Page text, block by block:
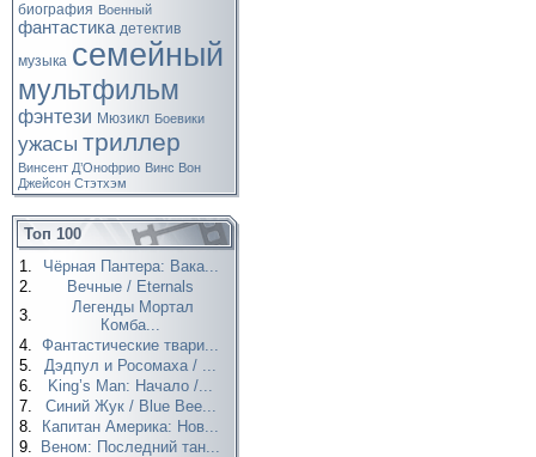
биография Военный
фантастика детектив
музыка семейный
мультфильм
фэнтези Мюзикл Боевики
ужасы триллер
Винсент Д’Онофрио Винс Вон
Джейсон Стэтхэм
Топ 100
1.
Чёрная Пантера: Вака...
2.
Вечные / Eternals
3.
Легенды Мортал
Комба...
4. Фантастические твари...
5.
Дэдпул и Росомаха / ...
6.
King’s Man: Начало /...
7.
Синий Жук / Blue Bee...
8.
Капитан Америка: Нов...
9.
Веном: Последний тан...